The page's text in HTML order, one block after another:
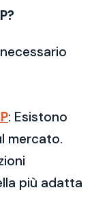
: Esistono
mercato.
più adatta